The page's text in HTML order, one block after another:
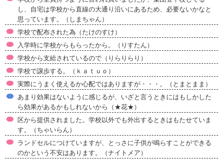
し、自宅は学校から直線の大通り沿いにあるため、必要ないかなと
思っています。（しまちゃん）
学校で配布された為（たけのすけ）
入学時に学校からもらったから。（りすたん）
学校から支給されているので（りらりらり）
学校で譲歩する。（ｋａｔｕｏ）
実際にうまく使えるか心配ではありますが・・・。（とまとまま）
あまり効果はないように感じるが、いざと言うときにはもしかした
ら効果があるかもしれないから（★花★）
区から提供されました。学校以外でも外出するときはもたせていま
す。（ちゃいらん）
ランドセルにつけていますが、とっさに子供が鳴らすことができる
のかという不安はあります。（ナイトメア）